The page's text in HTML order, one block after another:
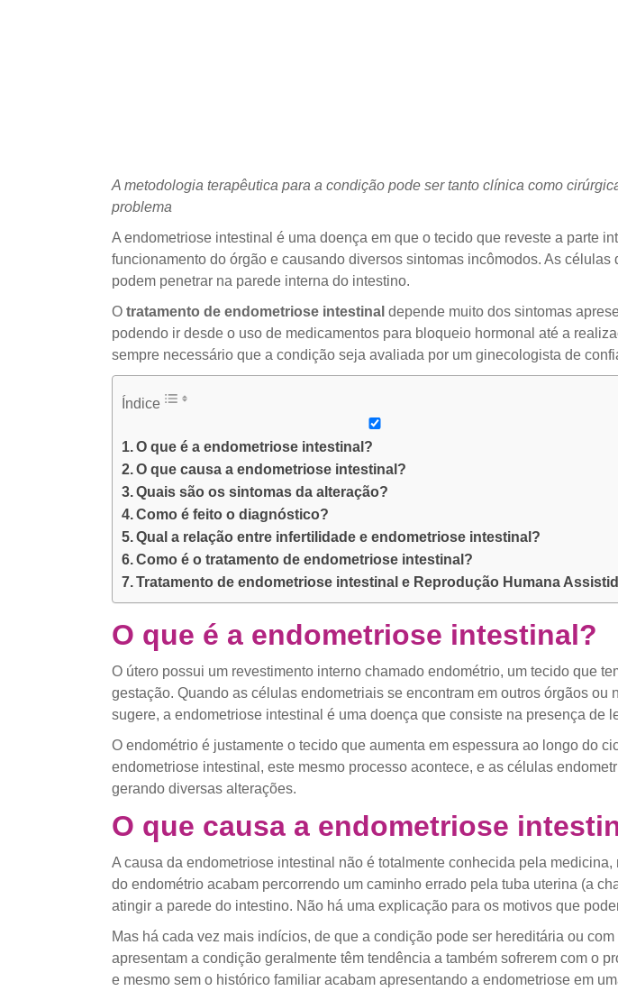
A metodologia terapêutica para a condição pode ser tanto clínica como
problema
A endometriose intestinal é uma doença em que o tecido que reveste a parte
funcionamento do órgão e causando diversos sintomas incômodos. As
podem penetrar na parede interna do intestino.
O tratamento de endometriose intestinal depende muito dos sintomas
podendo ir desde o uso de medicamentos para bloqueio hormonal até a
sempre necessário que a condição seja avaliada por um ginecologista de
Índice
O que é a endometriose intestinal?
O que causa a endometriose intestinal?
Quais são os sintomas da alteração?
Como é feito o diagnóstico?
Qual a relação entre infertilidade e endometriose intestinal?
Como é o tratamento de endometriose intestinal?
Tratamento de endometriose intestinal e Reprodução Humana
O que é a endometriose intestinal?
O útero possui um revestimento interno chamado endométrio, um tecido que
gestação. Quando as células endometriais se encontram em outros órgãos
sugere, a endometriose intestinal é uma doença que consiste na presença de
O endométrio é justamente o tecido que aumenta em espessura ao longo do
endometriose intestinal, este mesmo processo acontece, e as células
gerando diversas alterações.
O que causa a endometriose
A causa da endometriose intestinal não é totalmente conhecida pela
do endométrio acabam percorrendo um caminho errado pela tuba uterina (a
atingir a parede do intestino. Não há uma explicação para os motivos que
Mas há cada vez mais indícios, de que a condição pode ser hereditária ou
apresentam a condição geralmente têm tendência a também sofrerem com o
e mesmo sem o histórico familiar acabam apresentando a endometriose em